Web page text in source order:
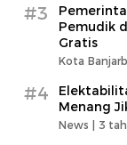
#3
Pemudik
Gratis
Kota
#4
Menang
News | 3